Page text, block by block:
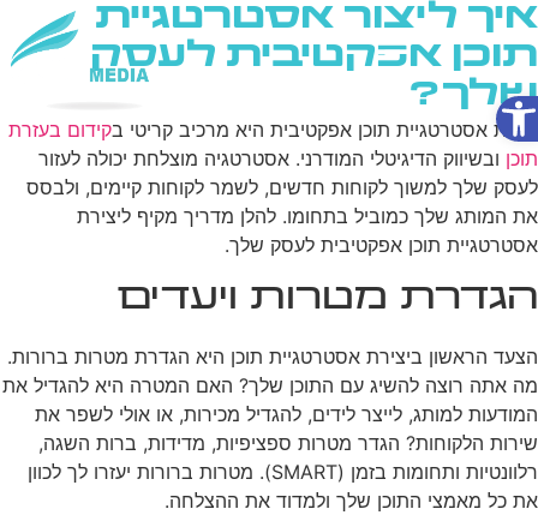
פתח סרגל נגישות
איך ליצור אסטרטגיית
תוכן אפקטיבית לעסק
שלך?
יצירת אסטרטגיית תוכן אפקטיבית היא מרכיב קריטי בקידום בעזרת
תוכן ובשיווק הדיגיטלי המודרני. אסטרטגיה מוצלחת יכולה לעזור
לעסק שלך למשוך לקוחות חדשים, לשמר לקוחות קיימים, ולבסס
את המותג שלך כמוביל בתחומו. להלן מדריך מקיף ליצירת
אסטרטגיית תוכן אפקטיבית לעסק שלך.
הגדרת מטרות ויעדים
הצעד הראשון ביצירת אסטרטגיית תוכן היא הגדרת מטרות ברורות.
מה אתה רוצה להשיג עם התוכן שלך? האם המטרה היא להגדיל את
המודעות למותג, לייצר לידים, להגדיל מכירות, או אולי לשפר את
שירות הלקוחות? הגדר מטרות ספציפיות, מדידות, ברות השגה,
רלוונטיות ותחומות בזמן (SMART). מטרות ברורות יעזרו לך לכוון
את כל מאמצי התוכן שלך ולמדוד את ההצלחה.